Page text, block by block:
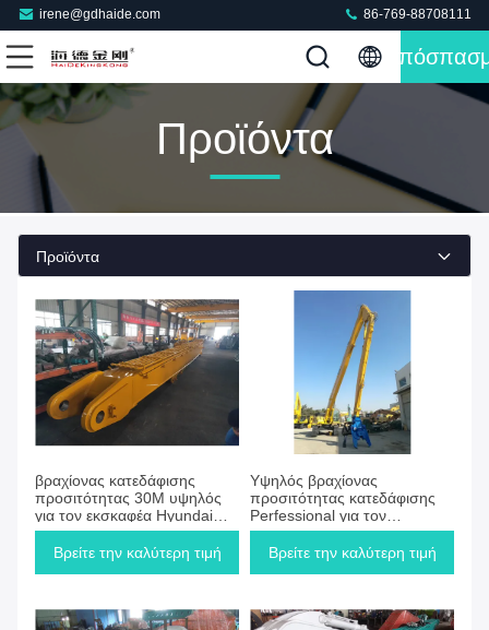
irene@gdhaide.com 86-769-88708111
Προϊόντα
Προϊόντα
βραχίονας κατεδάφισης
προσιτότητας 30M υψηλός
για τον εκσκαφέα Hyundai
R520LC με το αντίβαρο
7.5ton
Βρείτε την καλύτερη τιμή
Υψηλός βραχίονας
προσιτότητας κατεδάφισης
Perfessional για τον
εκσκαφέα, μήκος ραβδιών
7700 χιλ.
Βρείτε την καλύτερη τιμή